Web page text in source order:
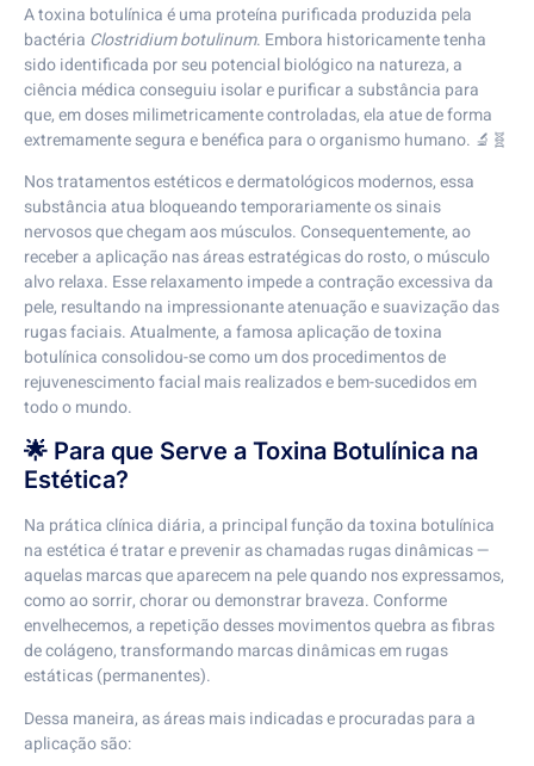
A toxina botulínica é uma proteína purificada produzida pela
bactéria Clostridium botulinum. Embora historicamente tenha
sido identificada por seu potencial biológico na natureza, a
ciência médica conseguiu isolar e purificar a substância para
que, em doses milimetricamente controladas, ela atue de forma
extremamente segura e benéfica para o organismo humano. 🔬🧬
Nos tratamentos estéticos e dermatológicos modernos, essa
substância atua bloqueando temporariamente os sinais
nervosos que chegam aos músculos. Consequentemente, ao
receber a aplicação nas áreas estratégicas do rosto, o músculo
alvo relaxa. Esse relaxamento impede a contração excessiva da
pele, resultando na impressionante atenuação e suavização das
rugas faciais. Atualmente, a famosa aplicação de toxina
botulínica consolidou-se como um dos procedimentos de
rejuvenescimento facial mais realizados e bem-sucedidos em
todo o mundo.
🌟 Para que Serve a Toxina Botulínica na
Estética?
Na prática clínica diária, a principal função da toxina botulínica
na estética é tratar e prevenir as chamadas rugas dinâmicas —
aquelas marcas que aparecem na pele quando nos expressamos,
como ao sorrir, chorar ou demonstrar braveza. Conforme
envelhecemos, a repetição desses movimentos quebra as fibras
de colágeno, transformando marcas dinâmicas em rugas
estáticas (permanentes).
Dessa maneira, as áreas mais indicadas e procuradas para a
aplicação são: